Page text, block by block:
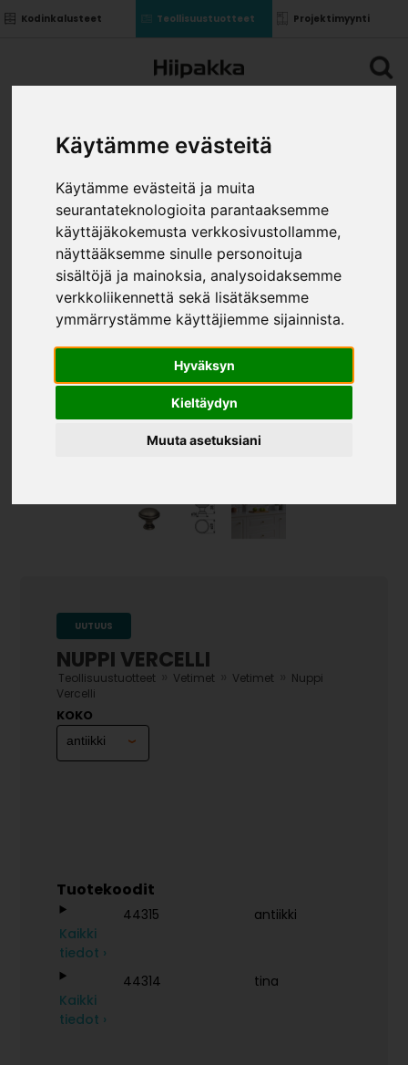
Käytämme evästeitä
Käytämme evästeitä ja muita
seurantateknologioita parantaaksemme
käyttäjäkokemusta verkkosivustollamme,
näyttääksemme sinulle personoituja
sisältöjä ja mainoksia, analysoidaksemme
verkkoliikennettä sekä lisätäksemme
ymmärrystämme käyttäjiemme sijainnista.
Hyväksyn
Kieltäydyn
Muuta asetuksiani
Kodinkalusteet Teollisuustuotteet Projektimyynti
UUTUUS
NUPPI VERCELLI
Teollisuustuotteet Vetimet Vetimet
Nuppi
Vercelli
KOKO
Tuotekoodit
44315
antiikki
Kaikki
tiedot ›
44314
tina
Kaikki
tiedot ›